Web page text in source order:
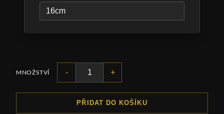
MNOŽSTVÍ - +
PŘIDAT DO KOŠÍKU